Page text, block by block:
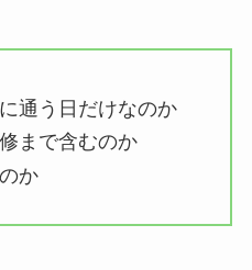
通う日だけなのか
まで含むのか
か